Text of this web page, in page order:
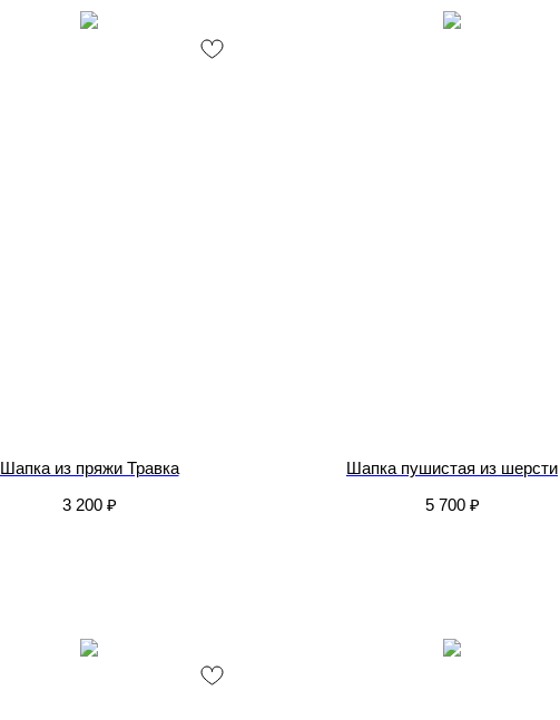
Шапка из пряжи Травка
3 200 ₽
Шапка пушистая из шерсти
5 700 ₽